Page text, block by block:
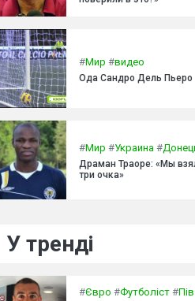
#Мир #видео
Ода Сандро Дель Пьеро
#Мир #Украина #
Драман Траоре: «Мы
три очка»
У тренді
#Євро #Футболіст #